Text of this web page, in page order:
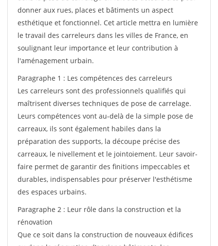
donner aux rues, places et bâtiments un aspect
esthétique et fonctionnel. Cet article mettra en lumière
le travail des carreleurs dans les villes de France, en
soulignant leur importance et leur contribution à
l'aménagement urbain.
Paragraphe 1 : Les compétences des carreleurs
Les carreleurs sont des professionnels qualifiés qui
maîtrisent diverses techniques de pose de carrelage.
Leurs compétences vont au-delà de la simple pose de
carreaux, ils sont également habiles dans la
préparation des supports, la découpe précise des
carreaux, le nivellement et le jointoiement. Leur savoir-
faire permet de garantir des finitions impeccables et
durables, indispensables pour préserver l'esthétisme
des espaces urbains.
Paragraphe 2 : Leur rôle dans la construction et la
rénovation
Que ce soit dans la construction de nouveaux édifices